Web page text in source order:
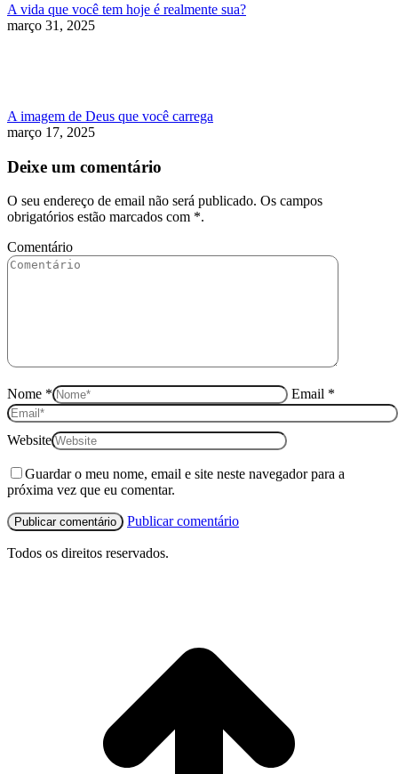
A vida que você tem hoje é realmente sua?
março 31, 2025
A imagem de Deus que você carrega
março 17, 2025
Deixe um comentário
O seu endereço de email não será publicado. Os campos
obrigatórios estão marcados com *.
Comentário
Nome * Email *
Website
Guardar o meu nome, email e site neste navegador para a
próxima vez que eu comentar.
Publicar comentário
Todos os direitos reservados.